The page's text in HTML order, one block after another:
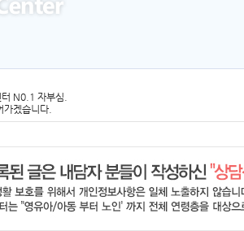
N0.1 자부심.
겠습니다.